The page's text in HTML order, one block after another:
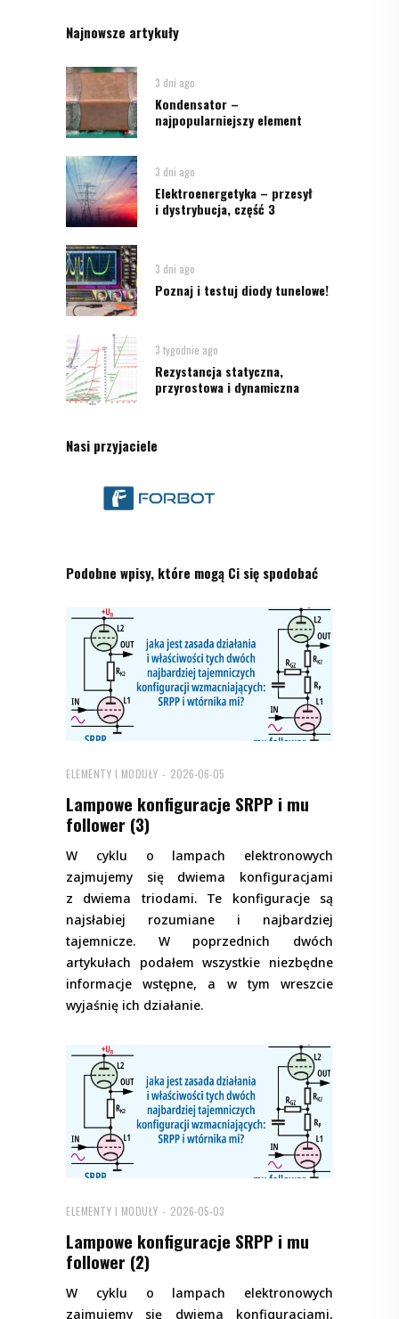
Najnowsze artykuły
3 dni ago
Kondensator –
najpopularniejszy element
3 dni ago
Elektroenergetyka – przesył
i dystrybucja, część 3
3 dni ago
Poznaj i testuj diody tunelowe!
3 tygodnie ago
Rezystancja statyczna,
przyrostowa i dynamiczna
Nasi przyjaciele
Podobne wpisy, które mogą Ci się spodobać
ELEMENTY I MODUŁY 2026-06-05
Lampowe konfiguracje SRPP i mu
follower (3)
W cyklu o lampach elektronowych
zajmujemy się dwiema konfiguracjami
z dwiema triodami. Te konfiguracje są
najsłabiej rozumiane i najbardziej
tajemnicze. W poprzednich dwóch
artykułach podałem wszystkie niezbędne
informacje wstępne, a w tym wreszcie
wyjaśnię ich działanie.
ELEMENTY I MODUŁY 2026-05-03
Lampowe konfiguracje SRPP i mu
follower (2)
W cyklu o lampach elektronowych
zajmujemy się dwiema konfiguracjami,